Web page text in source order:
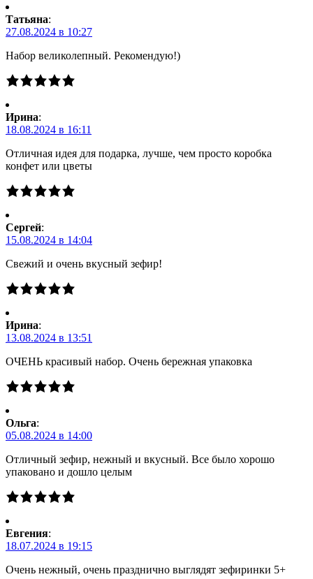
Татьяна:
27.08.2024 в 10:27
Набор великолепный. Рекомендую!)
Ирина:
18.08.2024 в 16:11
Отличная идея для подарка, лучше, чем просто коробка
конфет или цветы
Сергей:
15.08.2024 в 14:04
Свежий и очень вкусный зефир!
Ирина:
13.08.2024 в 13:51
ОЧЕНЬ красивый набор. Очень бережная упаковка
Ольга:
05.08.2024 в 14:00
Отличный зефир, нежный и вкусный. Все было хорошо
упаковано и дошло целым
Евгения:
18.07.2024 в 19:15
Очень нежный, очень празднично выглядят зефиринки 5+